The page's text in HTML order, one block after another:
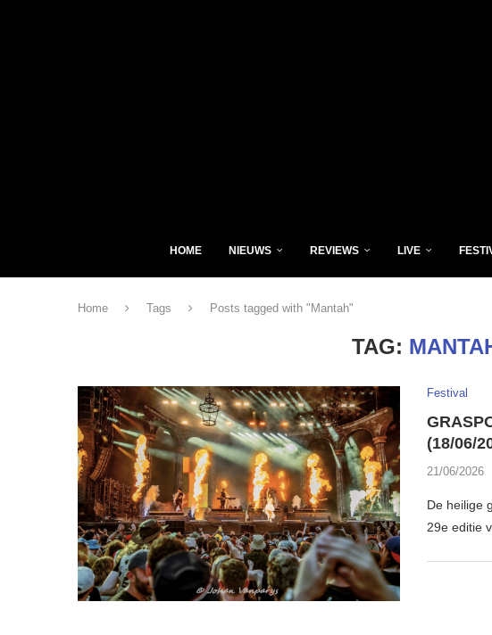
HOME NIEUWS REVIEWS LIVE
Home Tags Posts tagged with "Mantah"
TAG:
Festival
(18/06/
21/06/2026
De heilige
29e editie